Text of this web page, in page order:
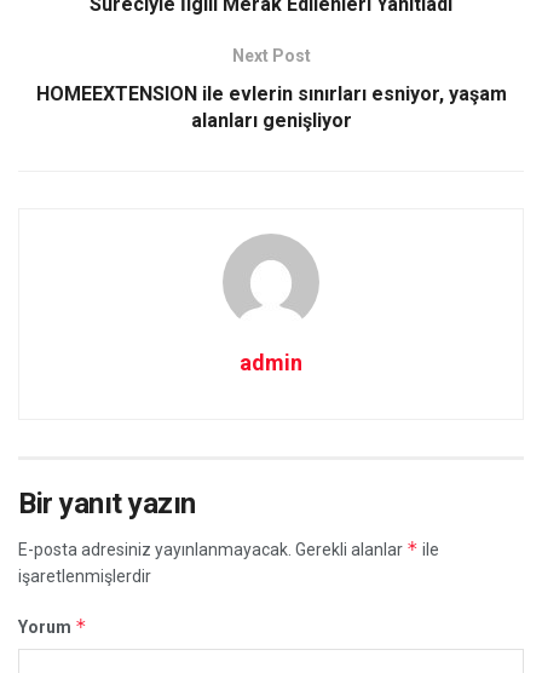
Next Post
HOMEEXTENSION ile evlerin sınırları esniyor, yaşam
alanları genişliyor
admin
Bir yanıt yazın
E-posta adresiniz yayınlanmayacak. Gerekli alanlar * ile
işaretlenmişlerdir
Yorum *